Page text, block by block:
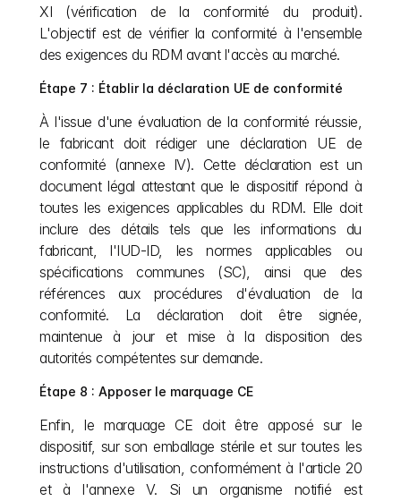
XI (vérification de la conformité du produit).
L'objectif est de vérifier la conformité à l'ensemble
des exigences du RDM avant l'accès au marché.
Étape 7 : Établir la déclaration UE de conformité
À l'issue d'une évaluation de la conformité réussie,
le fabricant doit rédiger une déclaration UE de
conformité (annexe IV). Cette déclaration est un
document légal attestant que le dispositif répond à
toutes les exigences applicables du RDM. Elle doit
inclure des détails tels que les informations du
fabricant, l'IUD-ID, les normes applicables ou
spécifications communes (SC), ainsi que des
références aux procédures d'évaluation de la
conformité. La déclaration doit être signée,
maintenue à jour et mise à la disposition des
autorités compétentes sur demande.
Étape 8 : Apposer le marquage CE
Enfin, le marquage CE doit être apposé sur le
dispositif, sur son emballage stérile et sur toutes les
instructions d'utilisation, conformément à l'article 20
et à l'annexe V. Si un organisme notifié est